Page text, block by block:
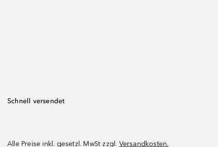
Schnell versendet
Alle Preise inkl. gesetzl. MwSt zzgl. Versandkosten.